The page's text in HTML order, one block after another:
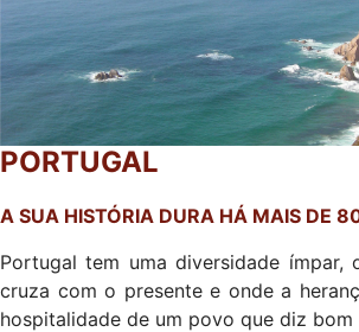
PORTUGAL
A SUA HISTÓRIA DURA HÁ MAIS DE
Portugal tem uma diversidade ímpar,
cruza com o presente e onde a
hospitalidade de um povo que diz bom